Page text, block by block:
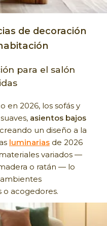
de decoración
para el salón
en 2026, los sofás y
asientos bajos
creando un diseño a la
luminarias de 2026
variados —
o ratán — lo
o acogedores.